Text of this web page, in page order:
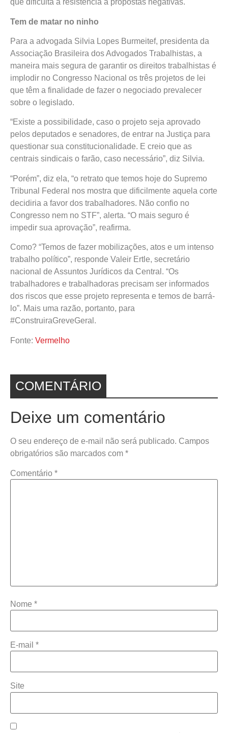
que dificulta a resistência a propostas negativas.
Tem de matar no ninho
Para a advogada Silvia Lopes Burmeitef, presidenta da
Associação Brasileira dos Advogados Trabalhistas, a
maneira mais segura de garantir os direitos trabalhistas é
implodir no Congresso Nacional os três projetos de lei
que têm a finalidade de fazer o negociado prevalecer
sobre o legislado.
“Existe a possibilidade, caso o projeto seja aprovado
pelos deputados e senadores, de entrar na Justiça para
questionar sua constitucionalidade. E creio que as
centrais sindicais o farão, caso necessário”, diz Silvia.
“Porém”, diz ela, “o retrato que temos hoje do Supremo
Tribunal Federal nos mostra que dificilmente aquela corte
decidiria a favor dos trabalhadores. Não confio no
Congresso nem no STF”, alerta. “O mais seguro é
impedir sua aprovação”, reafirma.
Como? “Temos de fazer mobilizações, atos e um intenso
trabalho político”, responde Valeir Ertle, secretário
nacional de Assuntos Jurídicos da Central. “Os
trabalhadores e trabalhadoras precisam ser informados
dos riscos que esse projeto representa e temos de barrá-
lo”. Mais uma razão, portanto, para
#ConstruiraGreveGeral.
Fonte: Vermelho
COMENTÁRIO
Deixe um comentário
O seu endereço de e-mail não será publicado. Campos
obrigatórios são marcados com *
Comentário *
Nome *
E-mail *
Site